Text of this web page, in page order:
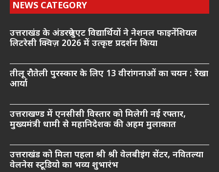
NEWS CATEGORY
उत्तराखंड के अंडरग्रेजुएट विद्यार्थियों ने नेशनल फाइनेंशियल
लिटरेसी क्विज़ 2026 में उत्कृष्ट प्रदर्शन किया
तीलू रौतेली पुरस्कार के लिए 13 वीरांगनाओं का चयन : रेखा
आर्या
उत्तराखण्ड में एनसीसी विस्तार को मिलेगी नई रफ्तार,
मुख्यमंत्री धामी से महानिदेशक की अहम मुलाकात
उत्तराखंड को मिला पहला श्री श्री वेलबीइंग सेंटर, नवितल्या
वेलनेस स्टूडियो का भव्य शुभारंभ